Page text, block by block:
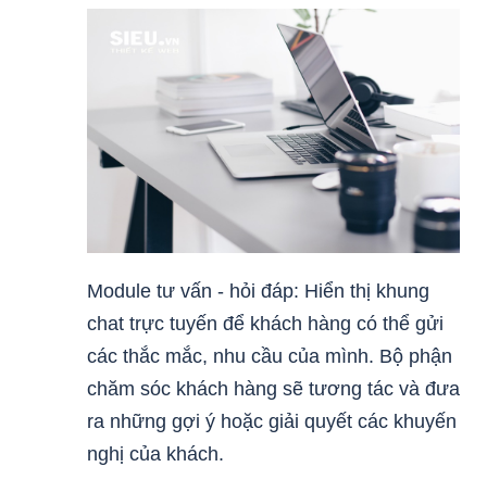
Module tư vấn - hỏi đáp: Hiển thị khung
chat trực tuyến để khách hàng có thể gửi
các thắc mắc, nhu cầu của mình. Bộ phận
chăm sóc khách hàng sẽ tương tác và đưa
ra những gợi ý hoặc giải quyết các khuyến
nghị của khách.